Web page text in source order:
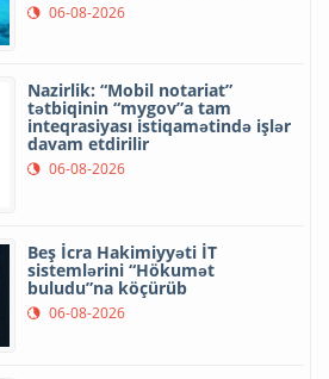
06-08-2026
Nazirlik: “Mobil notariat”
tətbiqinin “mygov”a tam
inteqrasiyası istiqamətində işlər
davam etdirilir
06-08-2026
Beş İcra Hakimiyyəti İT
sistemlərini “Hökumət
buludu”na köçürüb
06-08-2026